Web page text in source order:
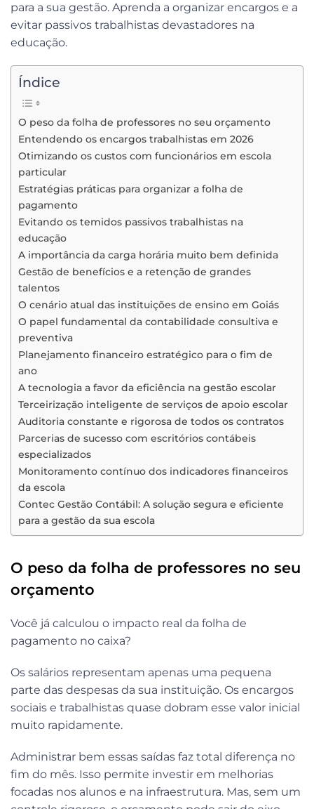
para a sua gestão. Aprenda a organizar encargos e a
evitar passivos trabalhistas devastadores na
educação.
Índice
O peso da folha de professores no seu orçamento
Entendendo os encargos trabalhistas em 2026
Otimizando os custos com funcionários em escola
particular
Estratégias práticas para organizar a folha de
pagamento
Evitando os temidos passivos trabalhistas na
educação
A importância da carga horária muito bem definida
Gestão de benefícios e a retenção de grandes
talentos
O cenário atual das instituições de ensino em Goiás
O papel fundamental da contabilidade consultiva e
preventiva
Planejamento financeiro estratégico para o fim de
ano
A tecnologia a favor da eficiência na gestão escolar
Terceirização inteligente de serviços de apoio escolar
Auditoria constante e rigorosa de todos os contratos
Parcerias de sucesso com escritórios contábeis
especializados
Monitoramento contínuo dos indicadores financeiros
da escola
Contec Gestão Contábil: A solução segura e eficiente
para a gestão da sua escola
O peso da folha de professores no seu
orçamento
Você já calculou o impacto real da folha de
pagamento no caixa?
Os salários representam apenas uma pequena
parte das despesas da sua instituição. Os encargos
sociais e trabalhistas quase dobram esse valor inicial
muito rapidamente.
Administrar bem essas saídas faz total diferença no
fim do mês. Isso permite investir em melhorias
focadas nos alunos e na infraestrutura. Mas, sem um